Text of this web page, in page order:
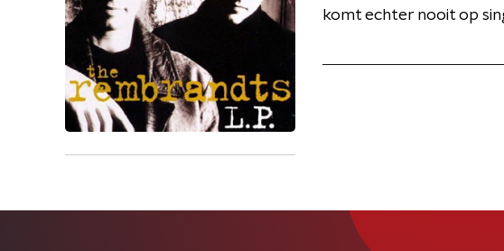
komt echter nooit op